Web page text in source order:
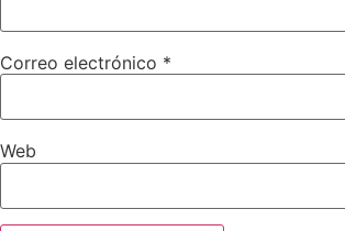
Correo electrónico *
Web